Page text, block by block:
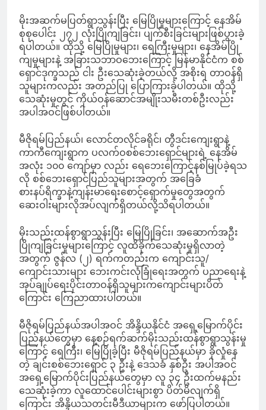
မိုးအဆက်မပြတ်ရွာသွန်းပြီး မြေပြိုမှုများကြောင့် နေအိမ်
စုစုပေါင်း ၂၇၂ လုံးပြိုကျခြင်း၊ ပျက်စီးခြင်းများဖြစ်ပွားခဲ့
ရပါတယ်။ ထိုသို့ မြေပြိုမှုများ၊ ရေကြီးမှုများ၊ နေအိမ်ပြို
ကျမှုများနဲ့ အခြားသဘာဝဘေးကြောင့် မြန်မာနိုင်ငံက စစ်
ရှောင်ဒုက္ခသည် ငါး ဦးသေဆုံးခဲ့တယ်လို့ အစိုးရ တာဝန်ရှိ
သူများကလည်း အတည်ပြု ပြောကြားခဲ့ပါတယ်။ ထိုသို့
သေဆုံးမှုတွင် ကိုယ်ဝန်ဆောင်အမျိုးသမီးတစ်ဦးလည်း
အပါအဝင်ဖြစ်ပါတယ်။
မီဇိုရမ်ပြည်နယ်၊ လောင်တလိုင်ခရိုင်၊ တွီဒင်းကျေးရွာနဲ့
ကာကီကျေးရွာက ပလက်ဝစစ်ဘေးရှောင်များရဲ့ နေအိမ်
အလုံး ၁၀၀ ကျော်မှာ လည်း ရေဘေးကြောင့်နစ်မြုပ်ခဲ့ရသ
လို စစ်ဘေးရှောင်ပြည်သူများအတွက် အခြေခံ
စားနပ်ရိက္ခာနဲ့ကျန်းမာရေးစောင့်ရှောက်မှုတွေအတွက်
ဆေးဝါးများလိုအပ်လျက်ရှိတယ်လို့သိရပါတယ်။
မိုးသည်းထန်စွာရွာသွန်းပြီး မြေပြိုခြင်း၊ အဆောက်အဦး
ပြိုကျခြင်းမှုများကြောင့် လူထိခိုက်သေဆုံးမှုရှိလာတဲ့
အတွက် ဇွန်လ (၂) ရက်ကတည်းက ကျောင်းသူ/
ကျောင်းသားများ ဘေးကင်းလုံခြုံရေးအတွက် ပညာရေးနဲ့
အုပ်ချုပ်ရေးပိုင်းတာဝန်ရှိသူများကကျောင်းများပိတ်
ကြောင်း ကြေညာထားပါတယ်။
မီဇိုရမ်ပြည်နယ်အပါအဝင် အိန္ဒိယနိုင်ငံ အရှေ့မြောက်ပိုင်း
ပြည်နယ်တွေမှာ နေ့စဉ်ရက်ဆက်မိုးသည်းထန်စွာရွာသွန်းမှု
ကြောင့် ရေကြီး၊ မြေပြိုခဲ့ပြီး မီဇိုရမ်ပြည်နယ်မှာ ခိုလှုံနေ
တဲ့ ချင်းစစ်ဘေးရှောင် ၃ ဦးနဲ့ ဒေသခံ နှစ်ဦး အပါအဝင်
အရှေ့မြောက်ပိုင်းပြည်နယ်တွေမှာ လူ ၃၄ ဦးထက်မနည်း
သေဆုံးခဲ့ကာ လူထောင်ပေါင်းများစွာ ပိတ်မိလျက်ရှိ
ကြောင်း အိန္ဒိယသတင်းမီဒီယာများက ဖော်ပြပါတယ်။